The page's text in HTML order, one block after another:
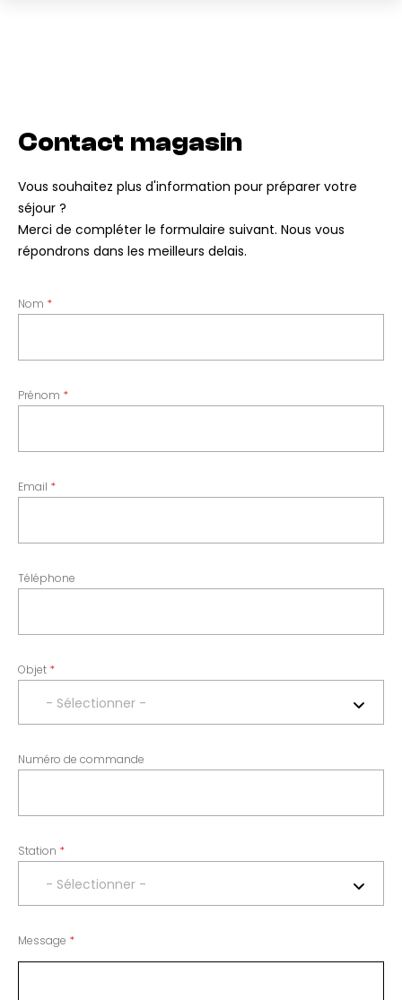
Contact magasin
Vous souhaitez plus d'information pour préparer votre
séjour ?
Merci de compléter le formulaire suivant. Nous vous
répondrons dans les meilleurs delais.
Nom
Prénom
Email
Téléphone
Objet
- Sélectionner -
Numéro de commande
Station
- Sélectionner -
Message